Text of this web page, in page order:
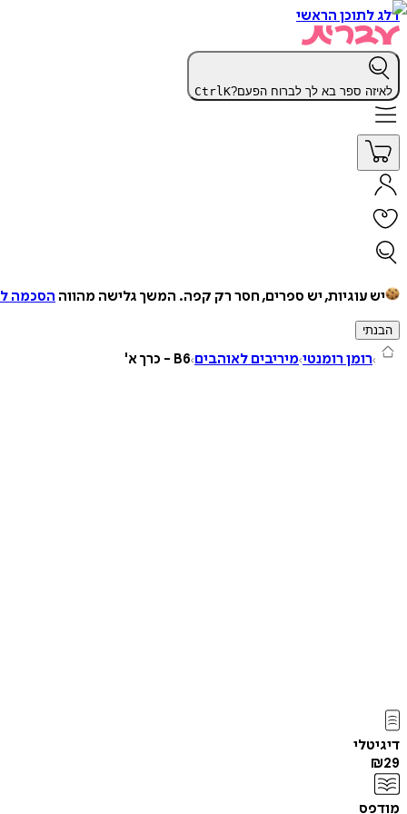
דלג לתוכן הראשי
לאיזה ספר בא לך לברוח הפעם? CtrlK
יש עוגיות, יש ספרים, חסר רק קפה. המשך גלישה מהווה הסכמה
הבנתי
רומן רומנטי מיריבים לאוהבים B6 - כרך א'
דיגיטלי
₪29
מודפס